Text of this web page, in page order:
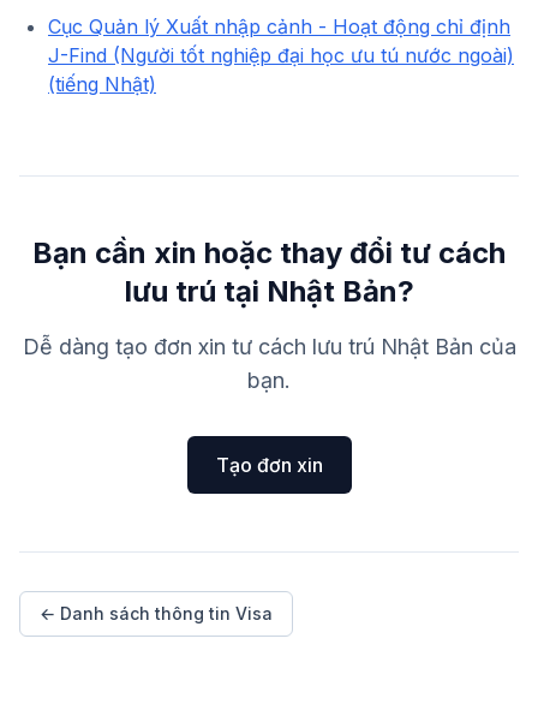
Cục Quản lý Xuất nhập cảnh - Hoạt động chỉ định
J-Find (Người tốt nghiệp đại học ưu tú nước ngoài)
(tiếng Nhật)
Bạn cần xin hoặc thay đổi tư cách
lưu trú tại Nhật Bản?
Dễ dàng tạo đơn xin tư cách lưu trú Nhật Bản của
bạn.
Tạo đơn xin
← Danh sách thông tin Visa